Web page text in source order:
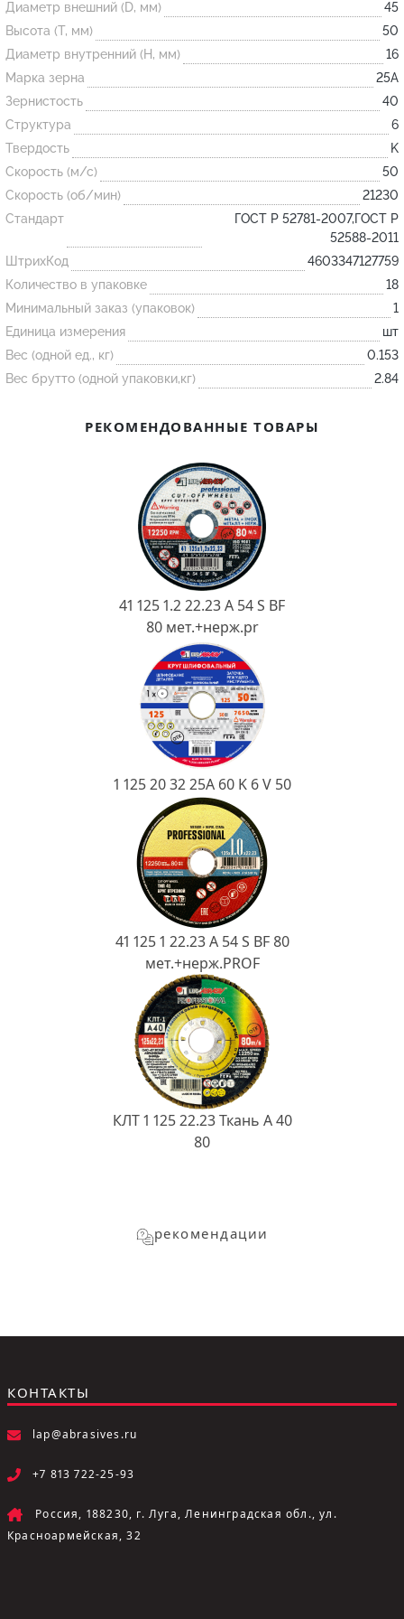
Огнеупорные
изделия
Скачать каталог
Тигель
Муфель
Черпак
Шербер
Трубка
Стержень
Пробка
Подставка
Лодочка
Контакт
Огнеупорная SiC смесь
Диаметр внешний (D, мм)
45
Высота (T, мм)
50
Диаметр внутренний (H, мм)
16
Марка зерна
25А
Зернистость
40
Структура
6
Твердость
K
Скорость (м/с)
50
Скорость (об/мин)
21230
Стандарт
ГОСТ Р 52781-2007,ГОСТ Р
52588-2011
ШтрихКод
4603347127759
Количество в упаковке
18
Минимальный заказ (упаковок)
1
Единица измерения
шт
Вес (одной ед., кг)
0.153
Вес брутто (одной упаковки,кг)
2.84
РЕКОМЕНДОВАННЫЕ ТОВАРЫ
41 125 1.2 22.23 A 54 S BF
80 мет.+нерж.pr
1 125 20 32 25А 60 K 6 V 50
41 125 1 22.23 A 54 S BF 80
мет.+нерж.PROF
КЛТ 1 125 22.23 Ткань A 40
80
рекомендации
КОНТАКТЫ
lap@abrasives.ru
+7 813 722-25-93
Россия, 188230, г. Луга, Ленинградская обл., ул.
Красноармейская, 32